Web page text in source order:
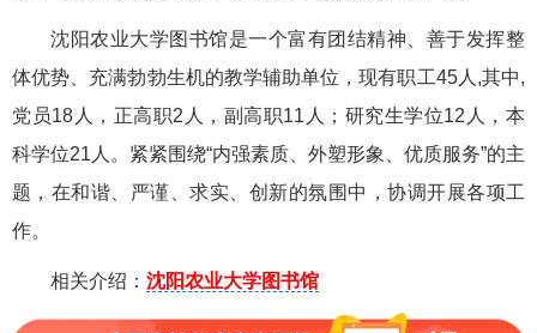
沈阳农业大学图书馆是一个富有团结精神、善于发挥整
体优势、充满勃勃生机的教学辅助单位，现有职工45人,其中,
党员18人，正高职2人，副高职11人；研究生学位12人，本
科学位21人。紧紧围绕“内强素质、外塑形象、优质服务”的主
题，在和谐、严谨、求实、创新的氛围中，协调开展各项工
作。
相关介绍： 沈阳农业大学图书馆